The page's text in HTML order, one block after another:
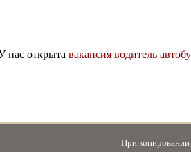
нас открыта вакансия водитель
При копировании